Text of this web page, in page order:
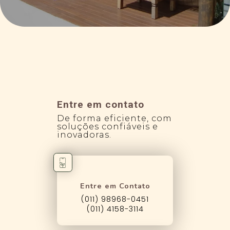
Entre em contato
De forma eficiente, com
soluções confiáveis e
inovadoras.
Entre em Contato
(011) 98968-0451
(011) 4158-3114